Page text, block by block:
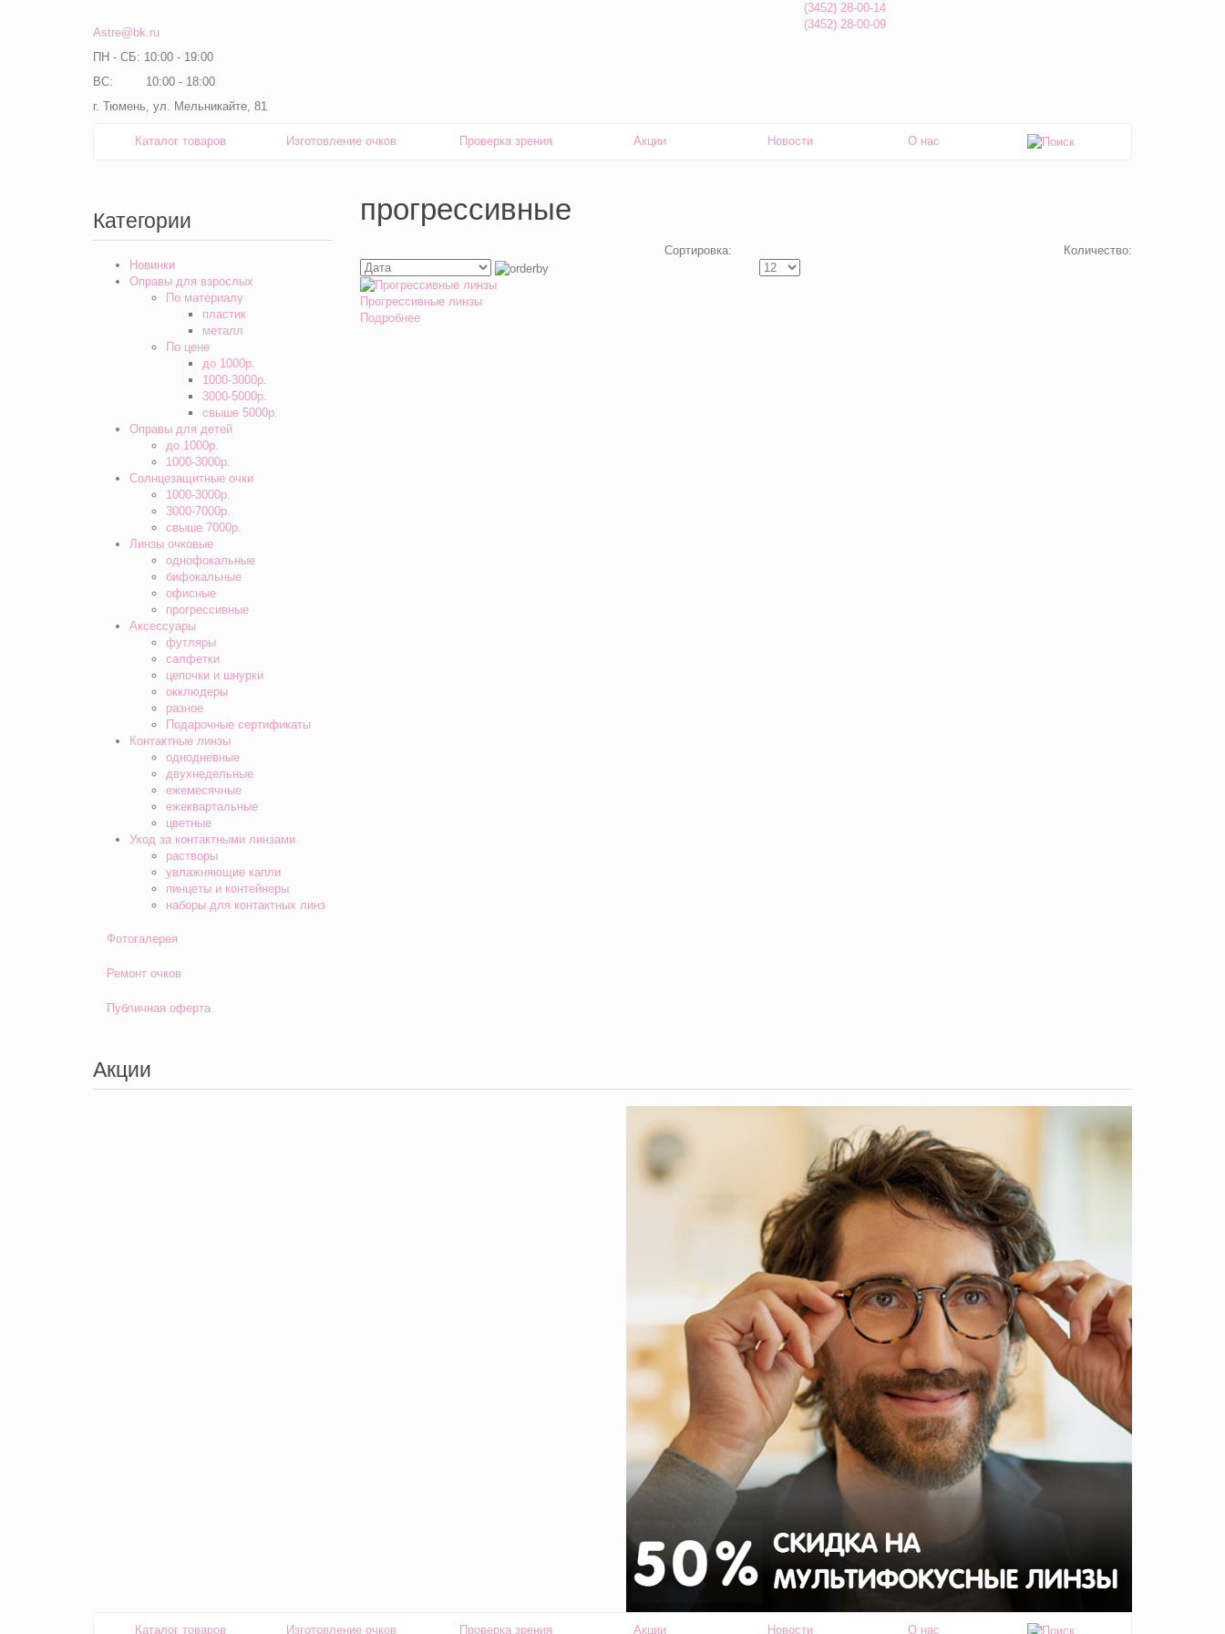
Astre@bk.ru
ПН - СБ: 10:00 - 19:00
ВС: 10:00 - 18:00
г. Тюмень, ул. Мельникайте, 81
(3452) 28-00-14
(3452) 28-00-09
Каталог товаров Изготовление очков Проверка зрения Акции Новости О нас
прогрессивные
Сортировка: Количество:
Прогрессивные линзы
Подробнее
Категории
Новинки
Оправы для взрослых
По материалу
пластик
металл
По цене
до 1000р.
1000-3000р.
3000-5000р.
свыше 5000р.
Оправы для детей
до 1000р.
1000-3000р.
Солнцезащитные очки
1000-3000р.
3000-7000р.
свыше 7000р.
Линзы очковые
однофокальные
бифокальные
офисные
прогрессивные
Аксессуары
футляры
салфетки
цепочки и шнурки
окклюдеры
разное
Подарочные сертификаты
Контактные линзы
однодневные
двухнедельные
ежемесячные
ежеквартальные
цветные
Уход за контактными линзами
растворы
увлажняющие капли
пинцеты и контейнеры
наборы для контактных линз
Фотогалерея
Ремонт очков
Публичная оферта
Акции
Каталог товаров Изготовление очков Проверка зрения Акции Новости О нас